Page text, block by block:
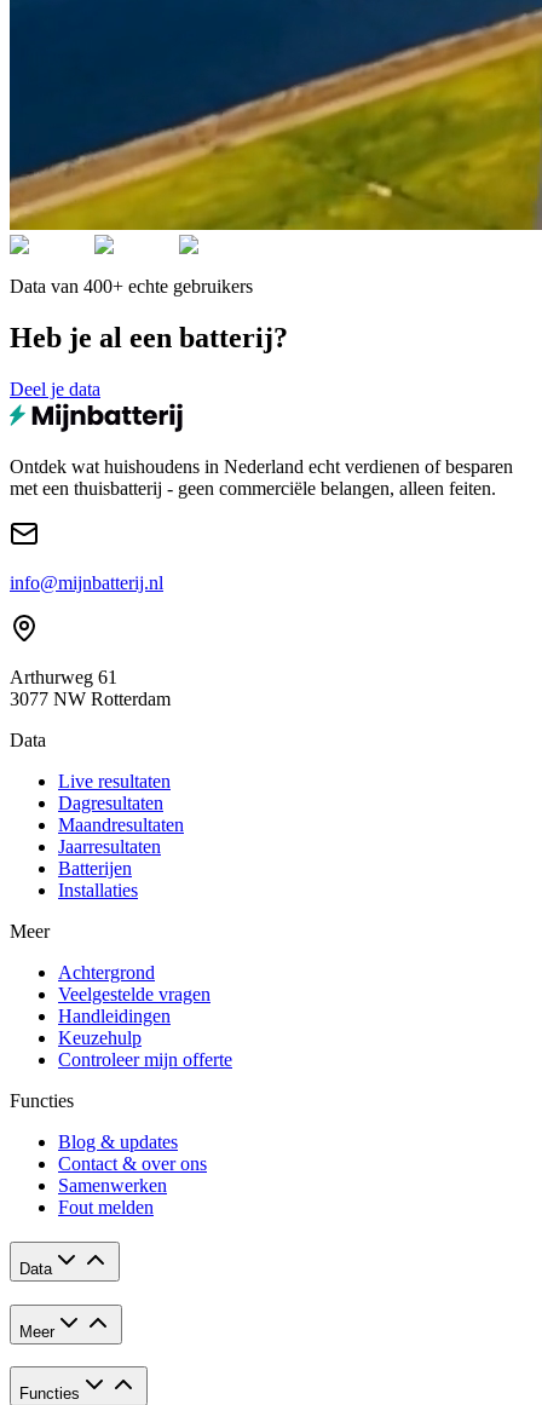
Data van 400+ echte gebruikers
Heb je al een batterij?
Deel je data
Ontdek wat huishoudens in Nederland echt verdienen of besparen
met een thuisbatterij - geen commerciële belangen, alleen feiten.
info@mijnbatterij.nl
Arthurweg 61
3077 NW Rotterdam
Data
Live resultaten
Dagresultaten
Maandresultaten
Jaarresultaten
Batterijen
Installaties
Meer
Achtergrond
Veelgestelde vragen
Handleidingen
Keuzehulp
Controleer mijn offerte
Functies
Blog & updates
Contact & over ons
Samenwerken
Fout melden
Data
Meer
Functies